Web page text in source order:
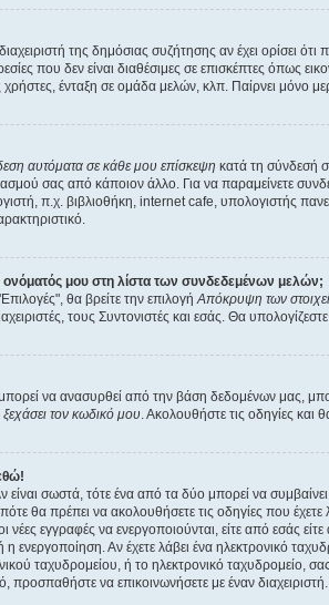
της δημόσιας συζήτησης αν έχει ορίσει
που δεν είναι διαθέσιμες σε επισκέπτες
ένταξη σε ομάδα μελών, κλπ. Παίρνει μόνο
αυτόματα σε κάθε μου επίσκεψη κατά τη σύνδεσή
σας από κάποιον άλλο. Για να παραμείνετε
π.χ. βιβλιοθήκη, internet cafe, υπολογιστής
μου στη λίστα των συνδεδεμένων μελών;
θα βρείτε την επιλογήΑπόκρυψη των
τους Συντονιστές και εσάς. Θα
να ανασυρθεί από την βάση δεδομένων μας,
τον κωδικό μου. Ακολουθήστε τις οδηγίες και
σωστά, τότε ένα από τα δύο μπορεί να
θα πρέπει να ακολουθήσετε τις οδηγίες που
εγγραφές να ενεργοποιούνται, είτε από εσάς
ενεργοποίηση. Αν έχετε λάβει ένα ηλεκτρονικό
ταχυδρομείου, ή το ηλεκτρονικό ταχυδρομείο,
προσπαθήστε να επικοινωνήσετε με έναν διαχειριστή.